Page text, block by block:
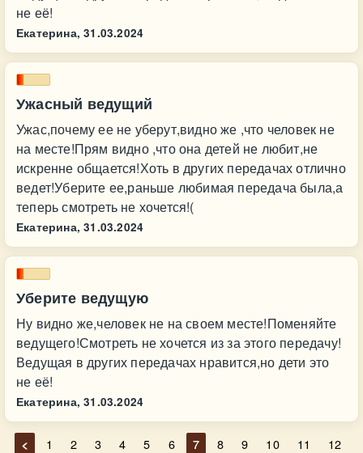
не её!
Екатерина, 31.03.2024
Ужасный ведущий
Ужас,почему ее не уберут,видно же ,что человек не
на месте!Прям видно ,что она детей не любит,не
искренне общается!Хоть в других передачах отлично
ведет!Уберите ее,раньше любимая передача была,а
теперь смотреть не хочется!(
Екатерина, 31.03.2024
Уберите ведущую
Ну видно же,человек не на своем месте!Поменяйте
ведущего!Смотреть не хочется из за этого передачу!
Ведущая в других передачах нравится,но дети это
не её!
Екатерина, 31.03.2024
< 1 2 3 4 5 6 7 8 9 10 11
12